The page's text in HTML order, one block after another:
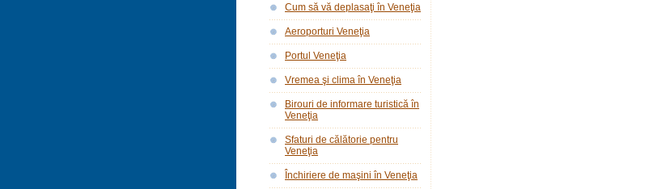
Cum să vă deplasaţi în Veneţia
Aeroporturi Veneţia
Portul Veneţia
Vremea şi clima în Veneţia
Birouri de informare turistică în
Veneţia
Sfaturi de călătorie pentru
Veneţia
Închiriere de maşini în Veneţia